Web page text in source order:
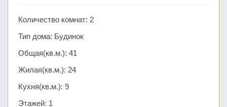
Количество комнат: 2
Тип дома: Будинок
Общая(кв.м.): 41
Жилая(кв.м.): 24
Кухня(кв.м.): 9
Этажей: 1